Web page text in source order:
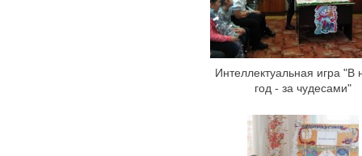
Интеллектуальная игра "В
год - за чудесами"